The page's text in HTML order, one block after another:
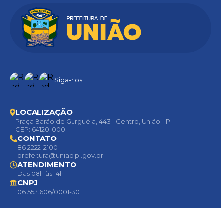
Siga-nos
LOCALIZAÇÃO
Praça Barão de Gurguéia, 443 - Centro, União - PI
CEP: 64120-000
CONTATO
86 2222-2100
prefeitura@uniao.pi.gov.br
ATENDIMENTO
Das 08h às 14h
CNPJ
06.553.606/0001-30